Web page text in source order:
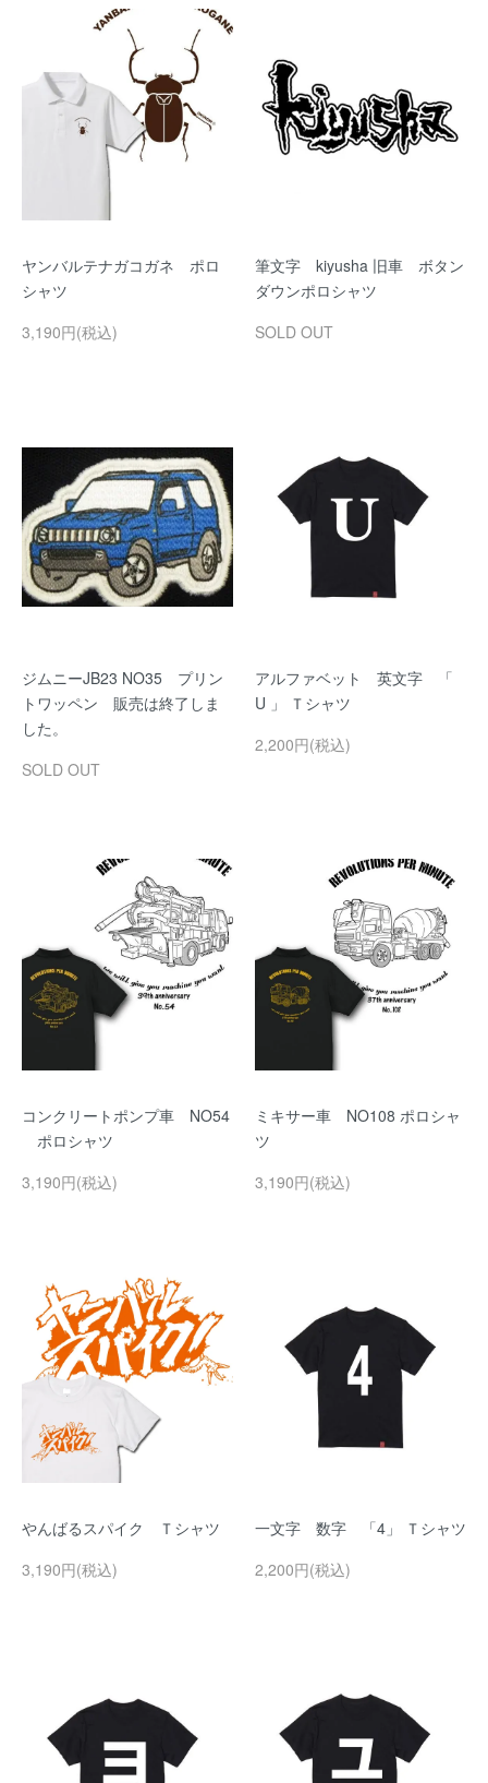
ヤンバルテナガコガネ ポロ
シャツ
3,190円(税込)
筆文字 kiyusha 旧車 ボタン
ダウンポロシャツ
SOLD OUT
ジムニーJB23 NO35 プリン
トワッペン 販売は終了しま
した。
SOLD OUT
アルファベット 英文字 「
U 」 Ｔシャツ
2,200円(税込)
コンクリートポンプ車 NO54
ポロシャツ
3,190円(税込)
ミキサー車 NO108 ポロシャ
ツ
3,190円(税込)
やんばるスパイク Ｔシャツ
3,190円(税込)
一文字 数字 「4」 Ｔシャツ
2,200円(税込)